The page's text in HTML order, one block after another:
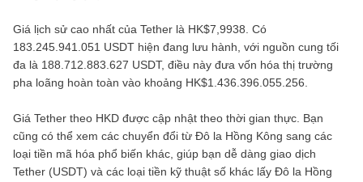
Giá lịch sử cao nhất của Tether là HK$7,9938 . Có
183.245.941.051 USDT hiện đang lưu hành, với nguồn cung tối
đa là 188.712.883.627 USDT, điều này đưa vốn hóa thị trường
pha loãng hoàn toàn vào khoảng HK$1.436.396.055.256
Giá Tether theo HKD được cập nhật theo thời gian thực. Bạn
cũng có thể xem các chuyển đổi từ Đô la Hồng Kông sang các
loại tiền mã hóa phổ biến khác, giúp bạn dễ dàng giao dịch
Tether (USDT) và các loại tiền kỹ thuật số khác lấy Đô la Hồng